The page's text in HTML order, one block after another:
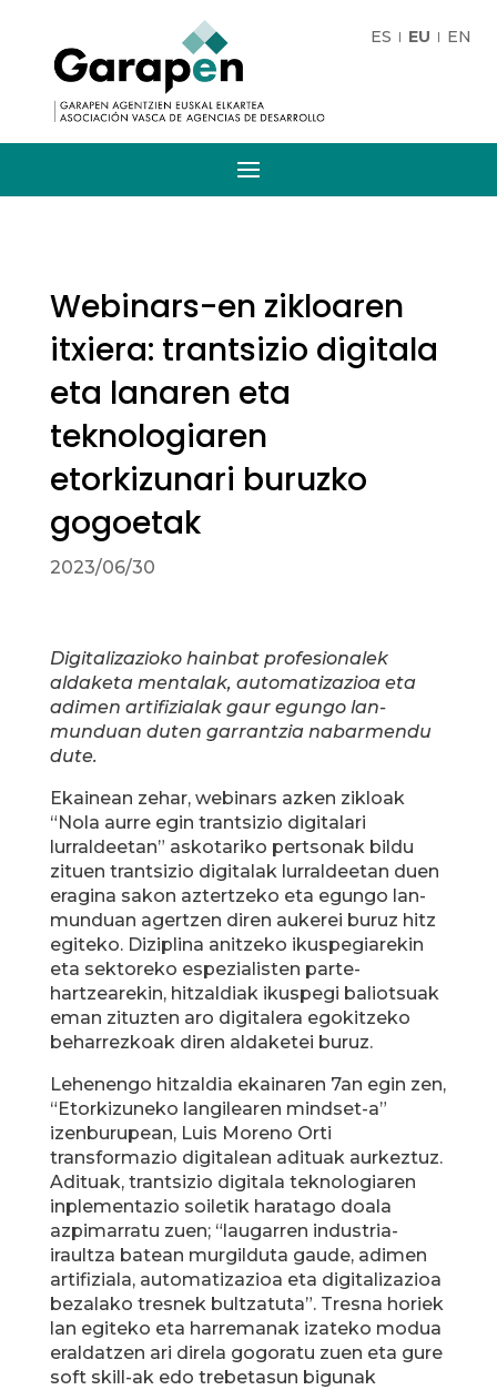
ES EU EN
Webinars-en zikloaren
itxiera: trantsizio digitala
eta lanaren eta
teknologiaren
etorkizunari buruzko
gogoetak
2023/06/30
Digitalizazioko hainbat profesionalek
aldaketa mentalak, automatizazioa eta
adimen artifizialak gaur egungo lan-
munduan duten garrantzia nabarmendu
dute.
Ekainean zehar, webinars azken zikloak
“Nola aurre egin trantsizio digitalari
lurraldeetan” askotariko pertsonak bildu
zituen trantsizio digitalak lurraldeetan duen
eragina sakon aztertzeko eta egungo lan-
munduan agertzen diren aukerei buruz hitz
egiteko. Diziplina anitzeko ikuspegiarekin
eta sektoreko espezialisten parte-
hartzearekin, hitzaldiak ikuspegi baliotsuak
eman zituzten aro digitalera egokitzeko
beharrezkoak diren aldaketei buruz.
Lehenengo hitzaldia ekainaren 7an egin zen,
“Etorkizuneko langilearen mindset-a”
izenburupean, Luis Moreno Orti
transformazio digitalean adituak aurkeztuz.
Adituak, trantsizio digitala teknologiaren
inplementazio soiletik haratago doala
azpimarratu zuen; “laugarren industria-
iraultza batean murgilduta gaude, adimen
artifiziala, automatizazioa eta digitalizazioa
bezalako tresnek bultzatuta”. Tresna horiek
lan egiteko eta harremanak izateko modua
eraldatzen ari direla gogoratu zuen eta gure
soft skill-ak edo trebetasun bigunak